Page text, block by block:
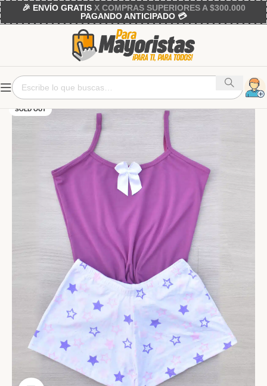
🎉 ENVÍO GRATISX COMPRAS SUPERIORES A $300.000
PAGANDO ANTICIPADO 💳
SOLD OUT